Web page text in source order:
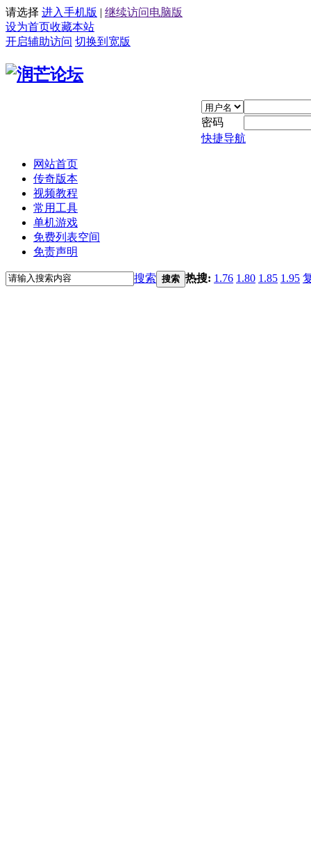
请选择 进入手机版 | 继续访问电脑版
设为首页收藏本站
开启辅助访问 切换到宽版
密码
快捷导航
网站首页
传奇版本
视频教程
常用工具
单机游戏
免费列表空间
免责声明
搜索 搜索 热搜: 1.76 1.80 1.85 1.95